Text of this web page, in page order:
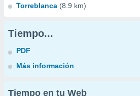
Torreblanca (8.9 km)
Tiempo...
PDF
Más información
Tiempo en tu Web